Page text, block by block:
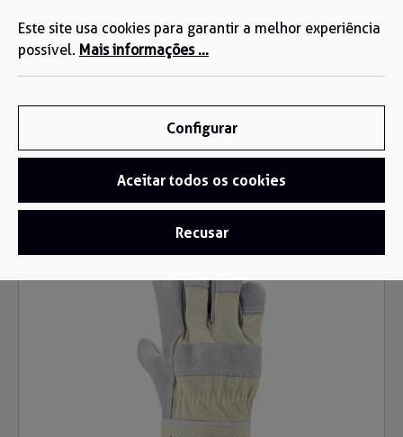
principal
Luvas / Luvas de couro
Este site usa cookies para garantir a melhor experiência
possível. Mais informações ...
Configurar
Aceitar todos os cookies
Recusar